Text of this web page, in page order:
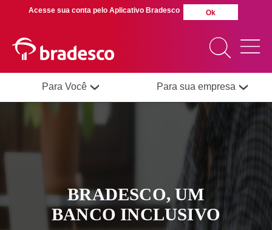
Para Você Para sua empresa
BRADESCO, UM
BANCO INCLUSIVO
Acesse sua conta pelo Aplicativo Bradesco Ok